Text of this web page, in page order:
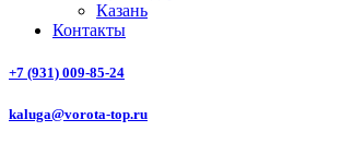
Казань
Контакты
+7 (931) 009-85-24
kaluga@vorota-top.ru